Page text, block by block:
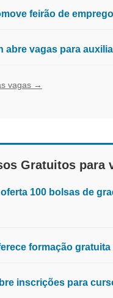
feirão de
abre vagas para
vagas →
Gratuitos para
oferta 100 bolsas de
formação
inscrições para